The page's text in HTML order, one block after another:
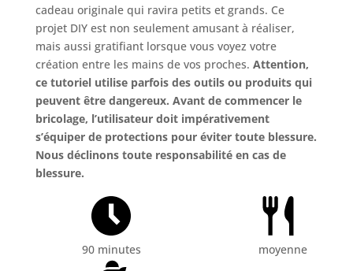
cadeau originale qui ravira petits et grands. Ce
projet DIY est non seulement amusant à réaliser,
mais aussi gratifiant lorsque vous voyez votre
création entre les mains de vos proches. Attention,
ce tutoriel utilise parfois des outils ou produits qui
peuvent être dangereux. Avant de commencer le
bricolage, l’utilisateur doit impérativement
s’équiper de protections pour éviter toute blessure.
Nous déclinons toute responsabilité en cas de
blessure.
90 minutes moyenne